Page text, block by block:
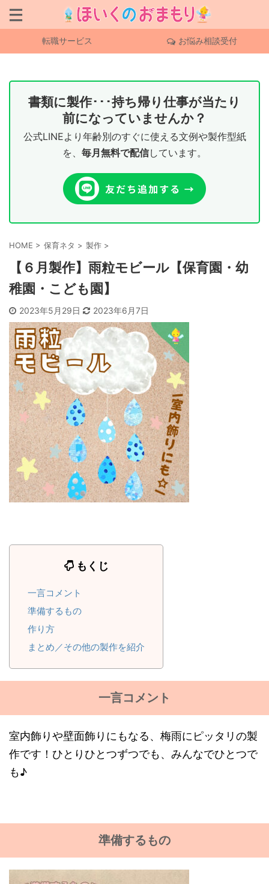
転職サービス お悩み相談受付
書類に製作･･･持ち帰り仕事が当たり
前になっていませんか？
公式LINEより年齢別のすぐに使える文例や製作型紙
を、 毎月無料で配信しています。
HOME > 保育ネタ > 製作 >
【６月製作】雨粒モビール【保育園・幼
稚園・こども園】
2023年5月29日 2023年6月7日
もくじ
一言コメント
準備するもの
作り方
まとめ／その他の製作を紹介
一言コメント
室内飾りや壁面飾りにもなる、梅雨にピッタリの製
作です！ひとりひとつずつでも、みんなでひとつで
も♪
準備するもの